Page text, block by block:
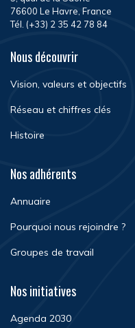
76600 Le Havre, France
Tél. (+33) 2 35 42 78 84
Nous découvrir
Vision, valeurs et objectifs
Réseau et chiffres clés
Histoire
Nos adhérents
Annuaire
Pourquoi nous rejoindre ?
Groupes de travail
Nos initiatives
Agenda 2030